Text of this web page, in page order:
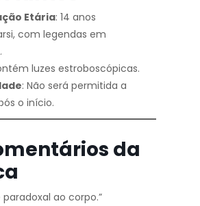
Etária: 14 anos
com legendas em
luzes estroboscópicas.
: Não será permitida a
o início.
da
paradoxal ao corpo.”